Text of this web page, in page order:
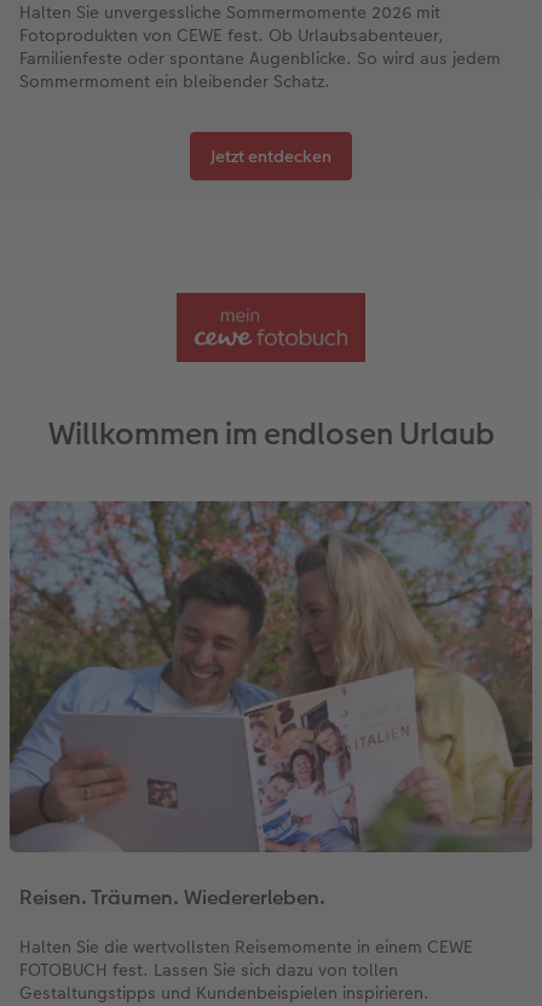
Halten Sie unvergessliche Sommermomente 2026 mit
Fotoprodukten von CEWE fest. Ob Urlaubsabenteuer,
Familienfeste oder spontane Augenblicke. So wird aus jedem
Sommermoment ein bleibender Schatz.
Jetzt entdecken
Willkommen im endlosen Urlaub
Reisen. Träumen. Wiedererleben.
Halten Sie die wertvollsten Reisemomente in einem CEWE
FOTOBUCH fest. Lassen Sie sich dazu von tollen
Gestaltungstipps und Kundenbeispielen inspirieren.